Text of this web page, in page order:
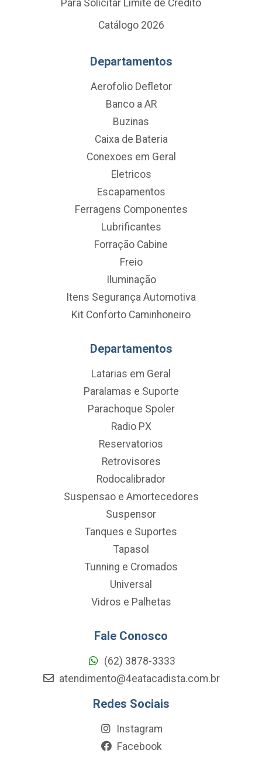
Para Solicitar Limite de Crédito
Catálogo 2026
Departamentos
Aerofolio Defletor
Banco a AR
Buzinas
Caixa de Bateria
Conexoes em Geral
Eletricos
Escapamentos
Ferragens Componentes
Lubrificantes
Forração Cabine
Freio
Iluminação
Itens Segurança Automotiva
Kit Conforto Caminhoneiro
Departamentos
Latarias em Geral
Paralamas e Suporte
Parachoque Spoler
Radio PX
Reservatorios
Retrovisores
Rodocalibrador
Suspensao e Amortecedores
Suspensor
Tanques e Suportes
Tapasol
Tunning e Cromados
Universal
Vidros e Palhetas
Fale Conosco
(62) 3878-3333
atendimento@4eatacadista.com.br
Redes Sociais
Instagram
Facebook